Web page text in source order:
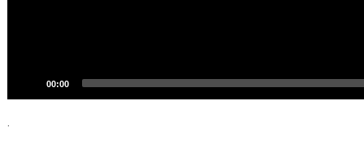
00:00
.